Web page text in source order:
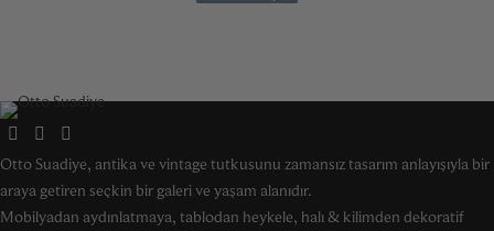
Otto Suadiye, antika ve vintage tutkusunu zamansız tasarım anlayışıyla bir
araya getiren seçkin bir galeri ve yaşam alanıdır.
Mobilyadan aydınlatmaya, tablodan heykele, halı & kilimden dekoratif